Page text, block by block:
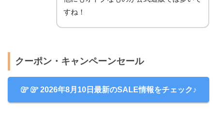
すね！
クーポン・キャンペーンセール
2026年8月10日最新のSALE情報をチェック♪